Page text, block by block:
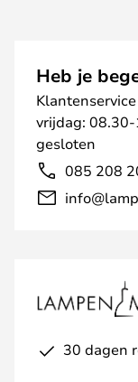
Heb je
vrijdag:
gesloten
085 208
30 dagen